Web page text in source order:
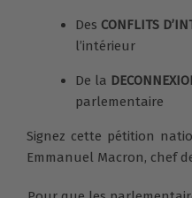
Des CONFLITS
l’intérieur
De la
parlementaire
Signez cette pétition
Emmanuel Macron, chef